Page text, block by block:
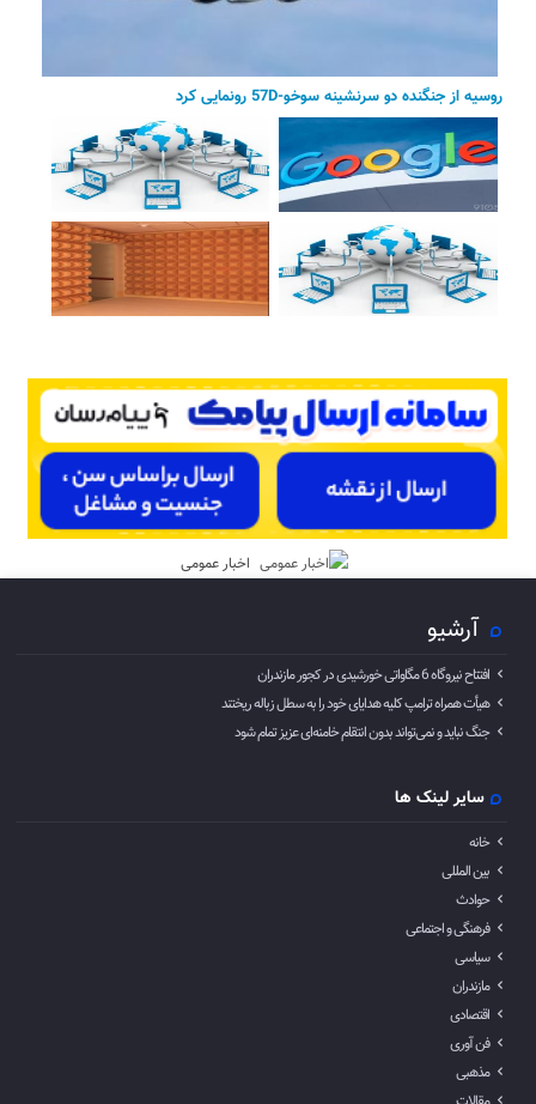
روسیه از جنگنده دو سرنشینه سوخو-57D رونمایی کرد
اخبار عمومی
آرشیو
افتتاح نیروگاه 6 مگاواتی خورشیدی در کجور مازندران
هیأت همراه ترامپ کلیه هدایای خود را به سطل زباله ریختند
جنگ نباید و نمی‌تواند بدون انتقام خامنه‌ای عزیز تمام شود
سایر لینک ها
خانه
بین المللی
حوادث
فرهنگی و اجتماعی
سیاسی
مازندران
اقتصادی
فن آوری
مذهبی